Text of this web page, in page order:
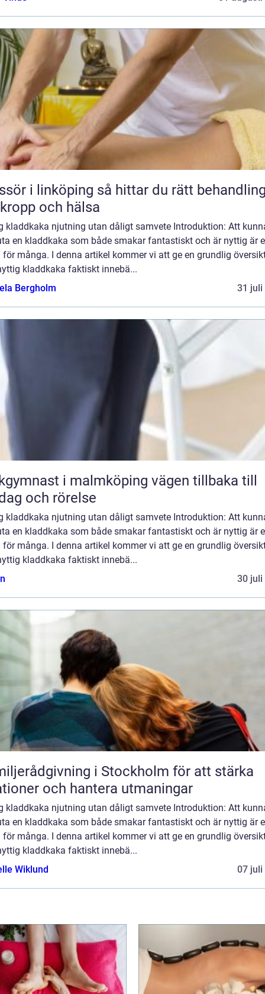
så hittar du rätt behandling
och hälsa
kladdkaka njutning utan dåligt samvete Introduktion: Att
en kladdkaka som både smakar fantastiskt och är nyttig är
för många. I denna artikel kommer vi att ge en grundlig
kladdkaka faktiskt innebä...
Bergholm
31 juli
i malmköping vägen tillbaka till
och rörelse
kladdkaka njutning utan dåligt samvete Introduktion: Att
en kladdkaka som både smakar fantastiskt och är nyttig är
för många. I denna artikel kommer vi att ge en grundlig
kladdkaka faktiskt innebä...
30 juli
i Stockholm för att stärka
och hantera utmaningar
kladdkaka njutning utan dåligt samvete Introduktion: Att
en kladdkaka som både smakar fantastiskt och är nyttig är
för många. I denna artikel kommer vi att ge en grundlig
kladdkaka faktiskt innebä...
Wiklund
07 juli